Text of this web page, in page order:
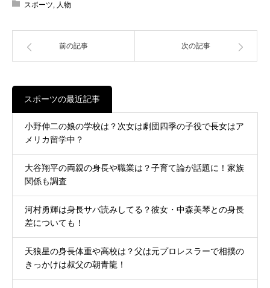
スポーツ, 人物
前の記事 次の記事
スポーツの最近記事
小野伸二の娘の学校は？次女は劇団四季の子役で長女はア
メリカ留学中？
大谷翔平の両親の身長や職業は？子育て論が話題に！家族
関係も調査
河村勇輝は身長サバ読みしてる？彼女・中森美琴との身長
差についても！
天狼星の身長体重や高校は？父は元プロレスラーで相撲の
きっかけは叔父の朝青龍！